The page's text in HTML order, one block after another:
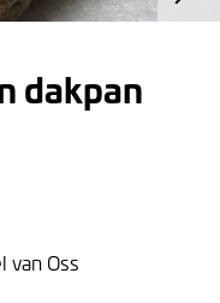
dakpan
van Oss